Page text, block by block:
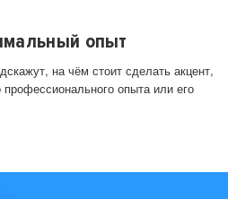
опыт
на чём стоит сделать акцент,
опыта или его